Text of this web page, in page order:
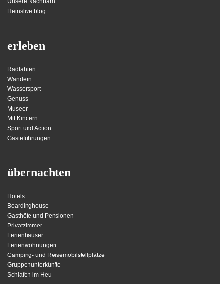
Unsere Nachbarn
Heinslive.blog
erleben
Radfahren
Wandern
Wassersport
Genuss
Museen
Mit Kindern
Sport und Action
Gästeführungen
übernachten
Hotels
Boardinghouse
Gasthöfe und Pensionen
Privatzimmer
Ferienhäuser
Ferienwohnungen
Camping- und Reisemobilstellplätze
Gruppenunterkünfte
Schlafen im Heu